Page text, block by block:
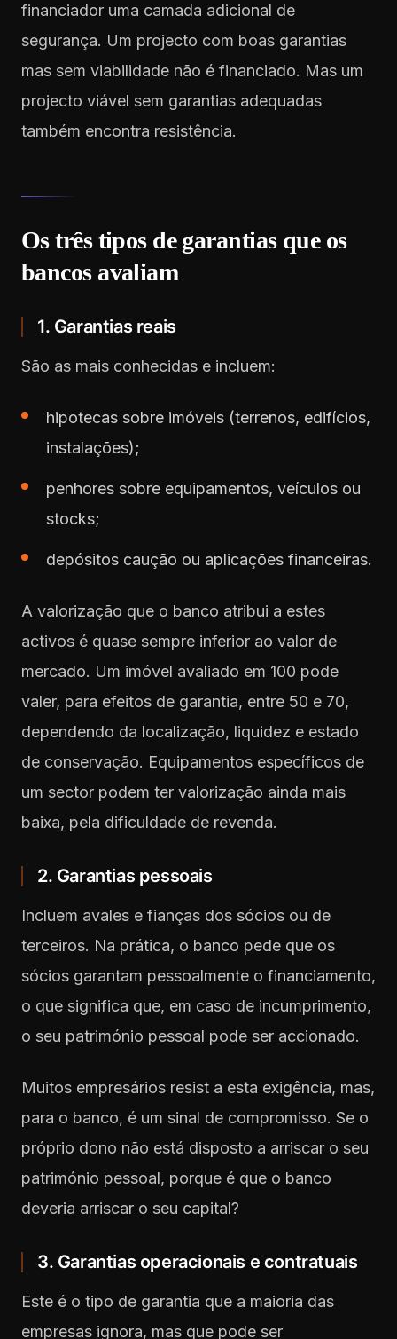
financiador uma camada adicional de
segurança. Um projecto com boas garantias
mas sem viabilidade não é financiado. Mas um
projecto viável sem garantias adequadas
também encontra resistência.
Os três tipos de garantias que os
bancos avaliam
1. Garantias reais
São as mais conhecidas e incluem:
hipotecas sobre imóveis (terrenos, edifícios,
instalações);
penhores sobre equipamentos, veículos ou
stocks;
depósitos caução ou aplicações financeiras.
A valorização que o banco atribui a estes
activos é quase sempre inferior ao valor de
mercado. Um imóvel avaliado em 100 pode
valer, para efeitos de garantia, entre 50 e 70,
dependendo da localização, liquidez e estado
de conservação. Equipamentos específicos de
um sector podem ter valorização ainda mais
baixa, pela dificuldade de revenda.
2. Garantias pessoais
Incluem avales e fianças dos sócios ou de
terceiros. Na prática, o banco pede que os
sócios garantam pessoalmente o financiamento,
o que significa que, em caso de incumprimento,
o seu património pessoal pode ser accionado.
Muitos empresários resist a esta exigência, mas,
para o banco, é um sinal de compromisso. Se o
próprio dono não está disposto a arriscar o seu
património pessoal, porque é que o banco
deveria arriscar o seu capital?
3. Garantias operacionais e contratuais
Este é o tipo de garantia que a maioria das
empresas ignora, mas que pode ser